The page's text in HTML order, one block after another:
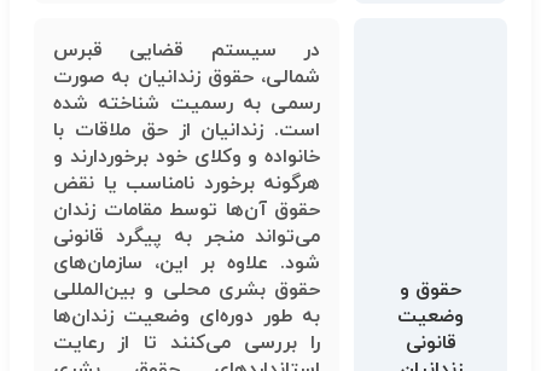
حقوق و
وضعیت
قانونی
در سیستم قضایی قبرس
شمالی، حقوق زندانیان به صورت
رسمی به رسمیت شناخته شده
است. زندانیان از حق ملاقات با
خانواده و وکلای خود برخوردارند و
هرگونه برخورد نامناسب یا نقض
حقوق آن‌ها توسط مقامات زندان
می‌تواند منجر به پیگرد قانونی
شود. علاوه بر این، سازمان‌های
حقوق بشری محلی و بین‌المللی
به طور دوره‌ای وضعیت زندان‌ها
را بررسی می‌کنند تا از رعایت